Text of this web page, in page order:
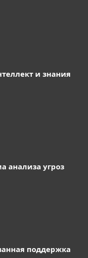
и знания
анализа угроз
поддержка